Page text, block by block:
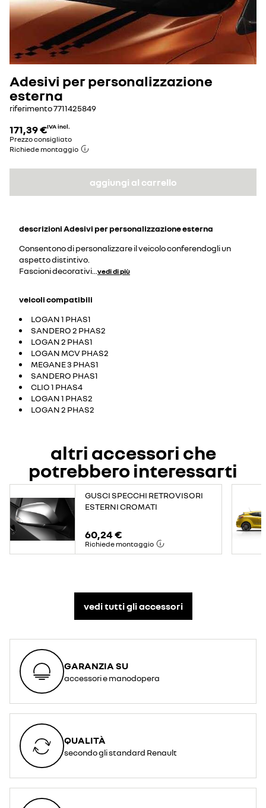
Adesivi per personalizzazione
esterna
riferimento7711425849
171,39 €IVA incl.
Prezzo consigliato
Richiede montaggio
aggiungi al carrello
descrizioniAdesivi per personalizzazione esterna
Consentono di personalizzare il veicolo conferendogli un
aspetto distintivo.
Fascioni decorativi vedi di più
veicoli compatibili
LOGAN 1 PHAS1
SANDERO 2 PHAS2
LOGAN 2 PHAS1
LOGAN MCV PHAS2
MEGANE 3 PHAS1
SANDERO PHAS1
CLIO 1 PHAS4
LOGAN 1 PHAS2
LOGAN 2 PHAS2
altri accessori che
potrebbero interessarti
GUSCI SPECCHI RETROVISORI
ESTERNI CROMATI
60,24 €
Richiede montaggio
vedi tutti gli accessori​
GARANZIA SU
accessori e manodopera
QUALITÀ
secondo gli standard Renault